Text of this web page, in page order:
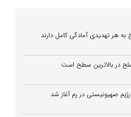
هر تهدیدی آمادگی کامل دارند
در بالاترین سطح است
صهیونیستی در رم آغاز شد